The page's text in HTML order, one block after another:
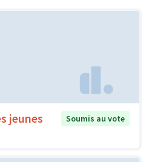
jeunes
Soumis au vote